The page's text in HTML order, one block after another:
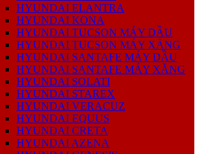
HYUNDAI ELANTRA
HYUNDAI KONA
HYUNDAI TUCSON MÁY DẦU
HYUNDAI TUCSON MÁY XĂNG
HYUNDAI SANTAFE MÁY DẦU
HYUNDAI SANTAFE MÁY XĂNG
HYUNDAI SOLATI
HYUNDAI STAREX
HYUNDAI VERACUZ
HYUNDAI EQUUS
HYUNDAI CRETA
HYUNDAI AZENA